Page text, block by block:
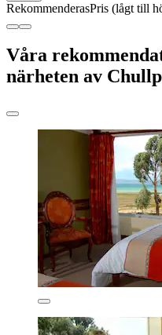
RekommenderasPris (lågt till
Våra
närheten av